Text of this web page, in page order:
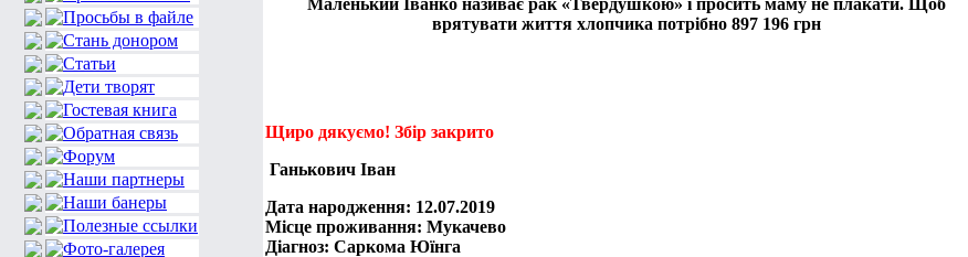
Маленький Іванко називає рак «Твердушкою» і просить маму не плакати. Щоб
врятувати життя хлопчика потрібно 897 196 грн
Щиро дякуємо! Збір закрито
Ганькович Іван
Дата народження: 12.07.2019
Місце проживання: Мукачево
Діагноз: Саркома Юїнга